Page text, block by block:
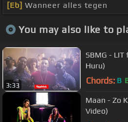
[Eb] Wanneer alles tegen
You may also like to
3:33
SBMG -
Huru)
Chords: B
Maan - Zo
Video)